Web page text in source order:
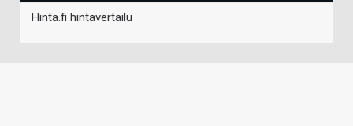
Hinta.fi hintavertailu